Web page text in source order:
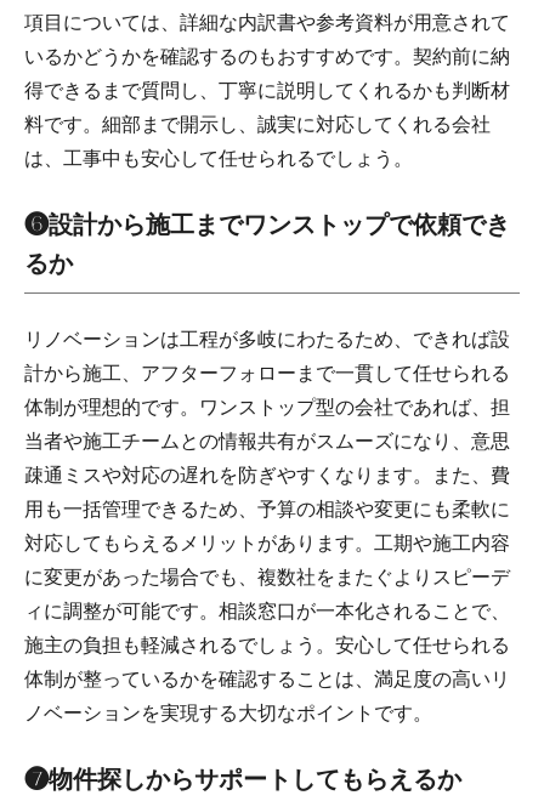
項目については、詳細な内訳書や参考資料が用意されて
いるかどうかを確認するのもおすすめです。契約前に納
得できるまで質問し、丁寧に説明してくれるかも判断材
料です。細部まで開示し、誠実に対応してくれる会社
は、工事中も安心して任せられるでしょう。
❻設計から施工までワンストップで依頼でき
るか
リノベーションは工程が多岐にわたるため、できれば設
計から施工、アフターフォローまで一貫して任せられる
体制が理想的です。ワンストップ型の会社であれば、担
当者や施工チームとの情報共有がスムーズになり、意思
疎通ミスや対応の遅れを防ぎやすくなります。また、費
用も一括管理できるため、予算の相談や変更にも柔軟に
対応してもらえるメリットがあります。工期や施工内容
に変更があった場合でも、複数社をまたぐよりスピーデ
ィに調整が可能です。相談窓口が一本化されることで、
施主の負担も軽減されるでしょう。安心して任せられる
体制が整っているかを確認することは、満足度の高いリ
ノベーションを実現する大切なポイントです。
❼物件探しからサポートしてもらえるか